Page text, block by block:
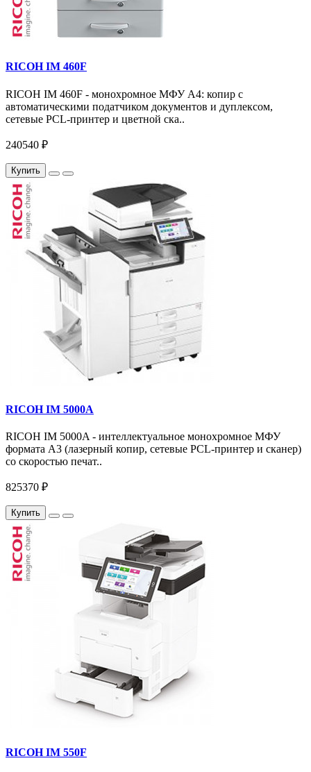
RICOH IM 460F
RICOH IM 460F - монохромное МФУ A4: копир с
автоматическими податчиком документов и дуплексом,
сетевые PCL-принтер и цветной ска..
240540 ₽
Купить
RICOH IM 5000A
RICOH IM 5000A - интеллектуальное монохромное МФУ
формата А3 (лазерный копир, сетевые PCL-принтер и сканер)
со скоростью печат..
825370 ₽
Купить
RICOH IM 550F